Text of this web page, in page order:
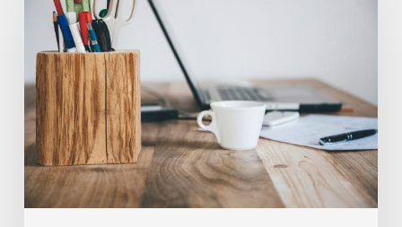
Ekiplerinize
Nasıl
İlham
Verirsiniz?